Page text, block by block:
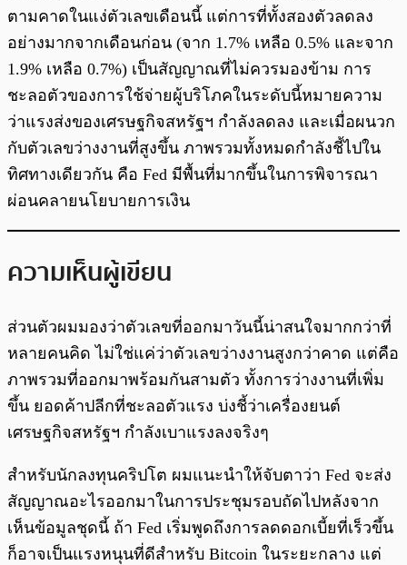
ตามคาดในแง่ตัวเลขเดือนนี้ แต่การที่ทั้งสองตัวลดลง
อย่างมากจากเดือนก่อน (จาก 1.7% เหลือ 0.5% และจาก
1.9% เหลือ 0.7%) เป็นสัญญาณที่ไม่ควรมองข้าม การ
ชะลอตัวของการใช้จ่ายผู้บริโภคในระดับนี้หมายความ
ว่าแรงส่งของเศรษฐกิจสหรัฐฯ กำลังลดลง และเมื่อผนวก
กับตัวเลขว่างงานที่สูงขึ้น ภาพรวมทั้งหมดกำลังชี้ไปใน
ทิศทางเดียวกัน คือ Fed มีพื้นที่มากขึ้นในการพิจารณา
ผ่อนคลายนโยบายการเงิน
ความเห็นผู้เขียน
ส่วนตัวผมมองว่าตัวเลขที่ออกมาวันนี้น่าสนใจมากกว่าที่
หลายคนคิด ไม่ใช่แค่ว่าตัวเลขว่างงานสูงกว่าคาด แต่คือ
ภาพรวมที่ออกมาพร้อมกันสามตัว ทั้งการว่างงานที่เพิ่ม
ขึ้น ยอดค้าปลีกที่ชะลอตัวแรง บ่งชี้ว่าเครื่องยนต์
เศรษฐกิจสหรัฐฯ กำลังเบาแรงลงจริงๆ
สำหรับนักลงทุนคริปโต ผมแนะนำให้จับตาว่า Fed จะส่ง
สัญญาณอะไรออกมาในการประชุมรอบถัดไปหลังจาก
เห็นข้อมูลชุดนี้ ถ้า Fed เริ่มพูดถึงการลดดอกเบี้ยที่เร็วขึ้น
ก็อาจเป็นแรงหนุนที่ดีสำหรับ Bitcoin ในระยะกลาง แต่